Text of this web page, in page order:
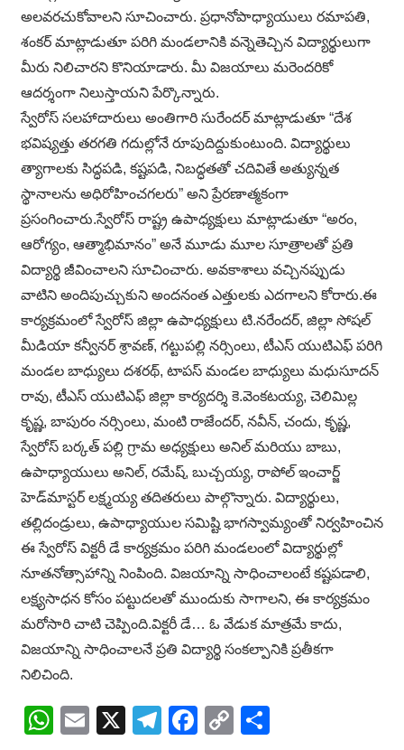
అలవరచుకోవాలని సూచించారు. ప్రధానోపాధ్యాయులు రమాపతి,
శంకర్ మాట్లాడుతూ పరిగి మండలానికి వన్నెతెచ్చిన విద్యార్థులుగా
మీరు నిలిచారని కొనియాడారు. మీ విజయాలు మరెందరికో
ఆదర్శంగా నిలుస్తాయని పేర్కొన్నారు.
స్వేరోస్ సలహాదారులు అంతిగారి సురేందర్ మాట్లాడుతూ “దేశ
భవిష్యత్తు తరగతి గదుల్లోనే రూపుదిద్దుకుంటుంది. విద్యార్థులు
త్యాగాలకు సిద్ధపడి, కష్టపడి, నిబద్ధతతో చదివితే అత్యున్నత
స్థానాలను అధిరోహించగలరు” అని ప్రేరణాత్మకంగా
ప్రసంగించారు.స్వేరోస్ రాష్ట్ర ఉపాధ్యక్షులు మాట్లాడుతూ “అరం,
ఆరోగ్యం, ఆత్మాభిమానం” అనే మూడు మూల సూత్రాలతో ప్రతి
విద్యార్థి జీవించాలని సూచించారు. అవకాశాలు వచ్చినప్పుడు
వాటిని అందిపుచ్చుకుని అందనంత ఎత్తులకు ఎదగాలని కోరారు.ఈ
కార్యక్రమంలో స్వేరోస్ జిల్లా ఉపాధ్యక్షులు టి.నరేందర్, జిల్లా సోషల్
మీడియా కన్వీనర్ శ్రావణ్, గట్టుపల్లి నర్సింలు, టీఎస్ యుటిఎఫ్ పరిగి
మండల బాధ్యులు దశరథ్, టాపస్ మండల బాధ్యులు మధుసూదన్
రావు, టీఎస్ యుటిఎఫ్ జిల్లా కార్యదర్శి కె.వెంకటయ్య, చెలిమిల్ల
కృష్ణ, బాపురం నర్సింలు, మంటి రాజేందర్, నవీన్, చందు, కృష్ణ,
స్వేరోస్ బర్కత్ పల్లి గ్రామ అధ్యక్షులు అనిల్ మరియు బాబు,
ఉపాధ్యాయులు అనిల్, రమేష్, బుచ్చయ్య, రాపోల్ ఇంచార్జ్
హెడ్‌మాస్టర్ లక్ష్మయ్య తదితరులు పాల్గొన్నారు. విద్యార్థులు,
తల్లిదండ్రులు, ఉపాధ్యాయుల సమిష్టి భాగస్వామ్యంతో నిర్వహించిన
ఈ స్వేరోస్ విక్టరీ డే కార్యక్రమం పరిగి మండలంలో విద్యార్థుల్లో
నూతనోత్సాహాన్ని నింపింది. విజయాన్ని సాధించాలంటే కష్టపడాలి,
లక్ష్యసాధన కోసం పట్టుదలతో ముందుకు సాగాలని, ఈ కార్యక్రమం
మరోసారి చాటి చెప్పింది.విక్టరీ డే… ఓ వేడుక మాత్రమే కాదు,
విజయాన్ని సాధించాలనే ప్రతి విద్యార్థి సంకల్పానికి ప్రతీకగా
నిలిచింది.
WhatsApp
Email
X Telegram
Facebook
Copy